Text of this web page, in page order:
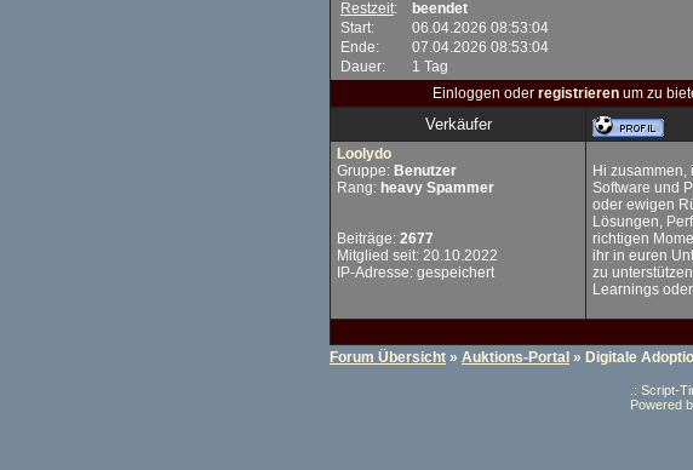
Restzeit:
beendet
Start:
06.04.2026 08:53:04
Ende:
07.04.2026 08:53:04
Dauer:
1 Tag
Einloggen oder registrieren um zu
Verkäufer
Loolydo
Gruppe: Benutzer
Rang: heavy Spammer
Beiträge: 2677
Mitglied seit: 20.10.2022
IP-Adresse: gespeichert
Hi
Software und
oder ewigen
Lösungen,
richtigen
ihr in euren
zu
Learnings
Forum Übersicht » Auktions-Portal » Digitale
.: Script-
Powered